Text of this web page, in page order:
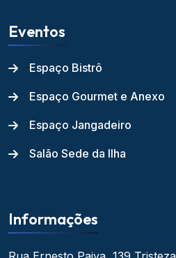
Eventos
Espaço Bistrô
Espaço Gourmet e Anexo
Espaço Jangadeiro
Salão Sede da Ilha
Informações